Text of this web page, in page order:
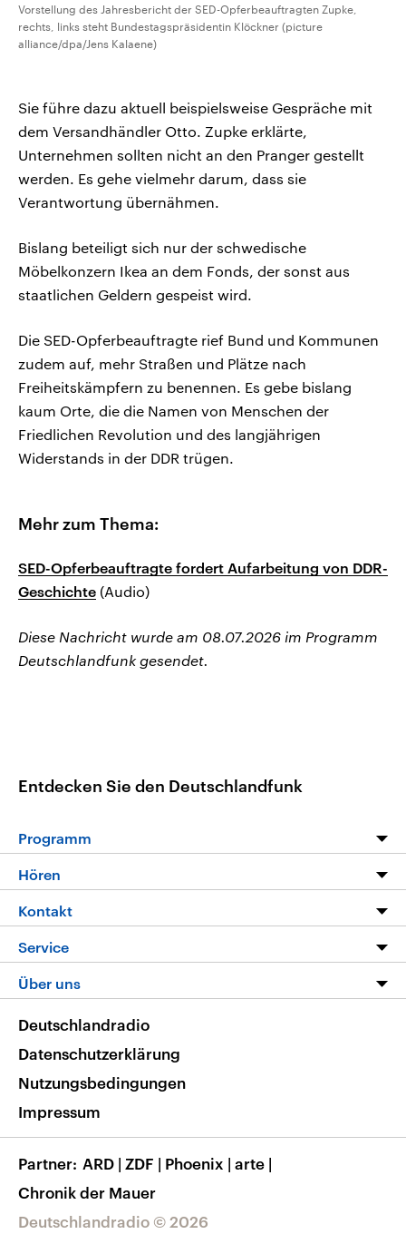
Vorstellung des Jahresbericht der SED-Opferbeauftragten Zupke,
rechts, links steht Bundestagspräsidentin Klöckner (picture
alliance/dpa/Jens Kalaene)
Sie führe dazu aktuell beispielsweise Gespräche mit
dem Versandhändler Otto. Zupke erklärte,
Unternehmen sollten nicht an den Pranger gestellt
werden. Es gehe vielmehr darum, dass sie
Verantwortung übernähmen.
Bislang beteiligt sich nur der schwedische
Möbelkonzern Ikea an dem Fonds, der sonst aus
staatlichen Geldern gespeist wird.
Die SED-Opferbeauftragte rief Bund und Kommunen
zudem auf, mehr Straßen und Plätze nach
Freiheitskämpfern zu benennen. Es gebe bislang
kaum Orte, die die Namen von Menschen der
Friedlichen Revolution und des langjährigen
Widerstands in der DDR trügen.
Mehr zum Thema:
SED-Opferbeauftragte fordert Aufarbeitung von DDR-
Geschichte (Audio)
Diese Nachricht wurde am 08.07.2026 im Programm
Deutschlandfunk gesendet.
Entdecken Sie den Deutschlandfunk
Programm
Programm
Die Nachrichten
Nachrichtenleicht
Neue Beiträge auf dlf.de
Hören
Livestream
Podcasts
Deutschlandfunk App
Nachrichten App
Frequenzen
Kontakt
Hörerservice
Service
FAQ
Veranstaltungen
Musikliste
RSS
Über uns
Barrierefreiheit
Deutschlandradio © 2026
Deutschlandradio
Datenschutzerklärung
Nutzungsbedingungen
Impressum
Partner ARD | ZDF | Phoenix | arte |
Chronik der Mauer